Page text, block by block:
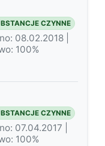
CZYNNE
08.02.2018 |
100%
CZYNNE
07.04.2017 |
100%